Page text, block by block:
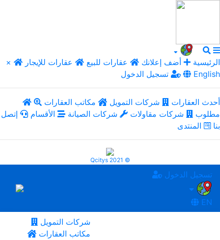
× الرئيسية أضف إعلانك عقارات للبيع
عقارات للإيجار
تسجيل الدخول
English
أحدث العقارات شركات التمويل
مكاتب العقارات
مطلوب
شركات مقاولات شركات الصيانة الأقسام
إتصل
بنا
المنتدى
Qcitys 2021 ©
تسجيل الدخول
EN
شركات التمويل
مكاتب العقارات